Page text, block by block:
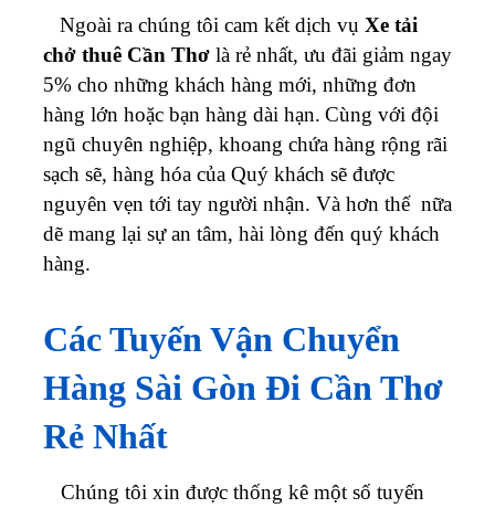
Ngoài ra chúng tôi cam kết dịch vụ Xe tải
chở thuê Cần Thơ là rẻ nhất, ưu đãi giảm ngay
5% cho những khách hàng mới, những đơn
hàng lớn hoặc bạn hàng dài hạn. Cùng với đội
ngũ chuyên nghiệp, khoang chứa hàng rộng rãi
sạch sẽ, hàng hóa của Quý khách sẽ được
nguyên vẹn tới tay người nhận. Và hơn thế nữa
dẽ mang lại sự an tâm, hài lòng đến quý khách
hàng.
Các Tuyến Vận Chuyển
Hàng Sài Gòn Đi Cần Thơ
Rẻ Nhất
Chúng tôi xin được thống kê một số tuyến